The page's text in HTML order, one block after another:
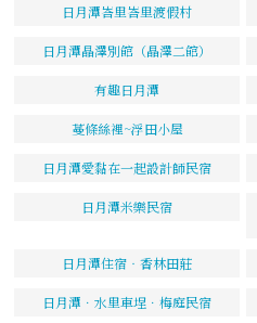
日月潭峇里峇里渡假村
日月潭晶澤別館（晶澤二館）
有趣日月潭
蔓條絲裡~浮田小屋
日月潭愛黏在一起設計師民宿
日月潭米樂民宿
日月潭住宿‧香林田莊
日月潭．水里車埕．梅庭民宿